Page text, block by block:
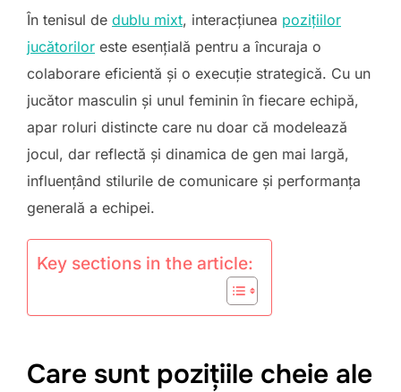
În tenisul de dublu mixt, interacțiunea pozițiilor
jucătorilor este esențială pentru a încuraja o
colaborare eficientă și o execuție strategică. Cu un
jucător masculin și unul feminin în fiecare echipă,
apar roluri distincte care nu doar că modelează
jocul, dar reflectă și dinamica de gen mai largă,
influențând stilurile de comunicare și performanța
generală a echipei.
Key sections in the article:
Care sunt pozițiile cheie ale